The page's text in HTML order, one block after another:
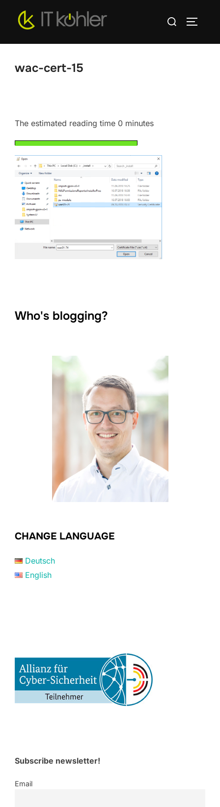
Inhalt
Suchen
wac-cert-15
The estimated reading time 0 minutes
Who's blogging?
CHANGE LANGUAGE
Deutsch
English
Subscribe newsletter!
Email